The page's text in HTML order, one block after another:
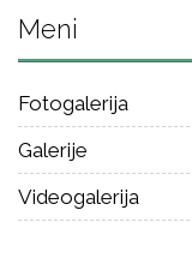
Meni
Fotogalerija
Galerije
Videogalerija